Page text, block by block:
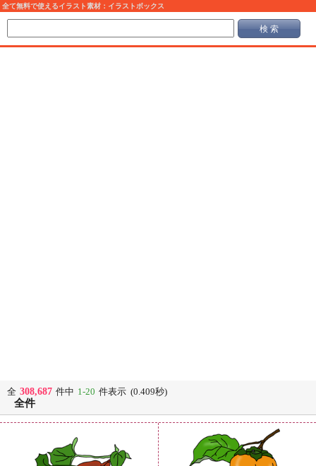
全て無料で使えるイラスト素材：イラストボックス
検 索
全 308,687 件中 1-20 件表示 (0.409秒)
全件